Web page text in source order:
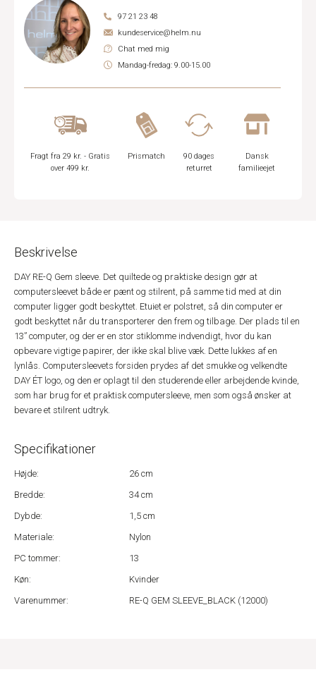
97 21 23 48
kundeservice@helm.nu
Chat med mig
Mandag-fredag: 9.00-15.00
Fragt fra 29 kr. - Gratis
over 499 kr.
Prismatch
90 dages
returret
Dansk
familieejet
Beskrivelse
DAY RE-Q Gem sleeve. Det quiltede og praktiske design gør at
computersleevet både er pænt og stilrent, på samme tid med at din
computer ligger godt beskyttet. Etuiet er polstret, så din computer er
godt beskyttet når du transporterer den frem og tilbage. Der plads til en
13” computer, og der er en stor stiklomme indvendigt, hvor du kan
opbevare vigtige papirer, der ikke skal blive væk. Dette lukkes af en
lynlås. Computersleevets forsiden prydes af det smukke og velkendte
DAY ÉT logo, og den er oplagt til den studerende eller arbejdende kvinde,
som har brug for et praktisk computersleeve, men som også ønsker at
bevare et stilrent udtryk.
Specifikationer
Højde:
26 cm
Bredde:
34 cm
Dybde:
1,5 cm
Materiale:
Nylon
PC tommer:
13
Køn:
Kvinder
Varenummer:
RE-Q GEM SLEEVE_BLACK (12000)